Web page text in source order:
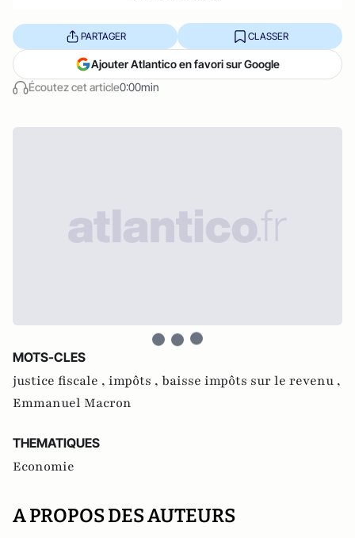
Écoutez cet article0:00min
PARTAGER CLASSER
Ajouter Atlantico en favori sur Google
MOTS-CLES
justice fiscale , impôts , baisse impôts sur le revenu ,
Emmanuel Macron
THEMATIQUES
Economie
A PROPOS DES AUTEURS